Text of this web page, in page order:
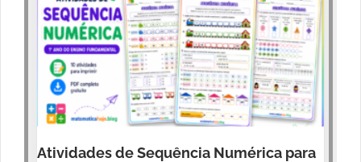
Atividades de Sequência Numérica para